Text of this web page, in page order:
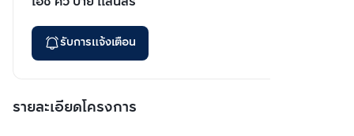
รับการแจ้งเตือน
รายละเอียดโครงการ